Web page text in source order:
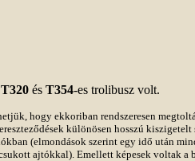
T320 és T354-es trolibusz volt.
hogy ekkoriban rendszeresen
különösen hosszú
(elmondások szerint egy idő után
ajtókkal). Emellett képesek voltak a